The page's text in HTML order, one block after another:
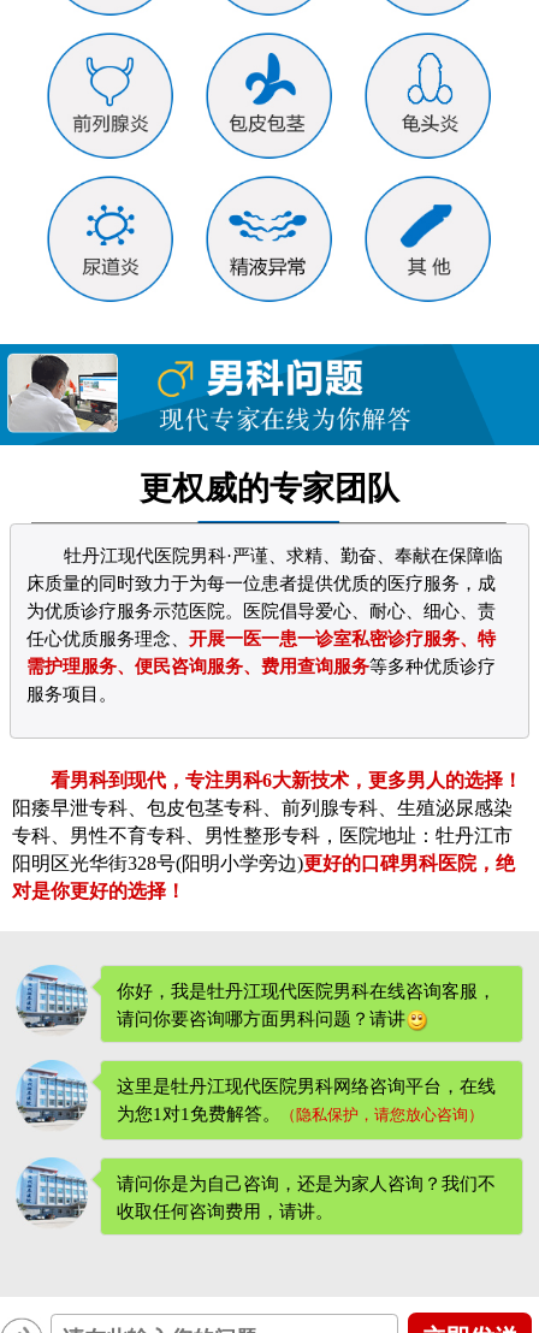
更权威的专家团队
牡丹江现代医院男科·严谨、求精、勤奋、奉献在保障临
床质量的同时致力于为每一位患者提供优质的医疗服务，成
为优质诊疗服务示范医院。医院倡导爱心、耐心、细心、责
任心优质服务理念、开展一医一患一诊室私密诊疗服务、特
需护理服务、便民咨询服务、费用查询服务等多种优质诊疗
服务项目。
看男科到现代，专注男科6大新技术，更多男人的选择！
阳痿早泄专科、包皮包茎专科、前列腺专科、生殖泌尿感染
专科、男性不育专科、男性整形专科，医院地址：牡丹江市
阳明区光华街328号(阳明小学旁边)更好的口碑男科医院，绝
对是你更好的选择！
你好，我是牡丹江现代医院男科在线咨询客服，
请问你要咨询哪方面男科问题？请讲
这里是牡丹江现代医院男科网络咨询平台，在线
为您1对1免费解答。
（隐私保护，请您放心咨询）
请问你是为自己咨询，还是为家人咨询？我们不
收取任何咨询费用 ，请讲。